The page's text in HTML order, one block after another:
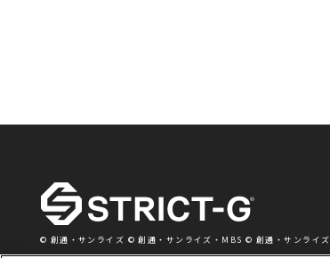
© 創通・サンライズ © 創通・サンライズ・MBS © 創通・サンライ